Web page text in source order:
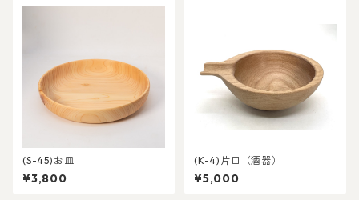
(S-45)お皿
¥3,800
(K-4)片口（酒器）
¥5,000